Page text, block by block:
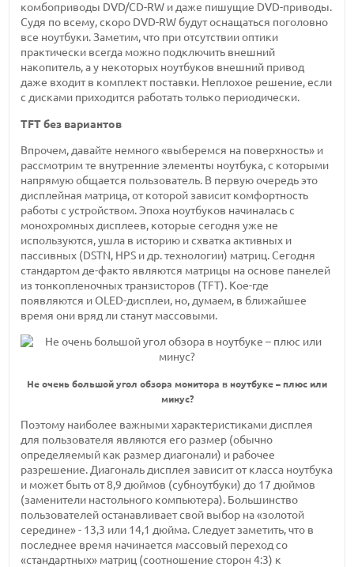
комбоприводы DVD/CD-RW и даже пишущие DVD-приводы.
Судя по всему, скоро DVD-RW будут оснащаться поголовно
все ноутбуки. Заметим, что при отсутствии оптики
практически всегда можно подключить внешний
накопитель, а у некоторых ноутбуков внешний привод
даже входит в комплект поставки. Неплохое решение, если
с дисками приходится работать только периодически.
TFT без вариантов
Впрочем, давайте немного «выберемся на поверхность» и
рассмотрим те внутренние элементы ноутбука, с которыми
напрямую общается пользователь. В первую очередь это
дисплейная матрица, от которой зависит комфортность
работы с устройством. Эпоха ноутбуков начиналась с
монохромных дисплеев, которые сегодня уже не
используются, ушла в историю и схватка активных и
пассивных (DSTN, HPS и др. технологии) матриц. Сегодня
стандартом де-факто являются матрицы на основе панелей
из тонкопленочных транзисторов (TFT). Кое-где
появляются и OLED-дисплеи, но, думаем, в ближайшее
время они вряд ли станут массовыми.
Не очень большой угол обзора монитора в ноутбуке – плюс или
минус?
Поэтому наиболее важными характеристиками дисплея
для пользователя являются его размер (обычно
определяемый как размер диагонали) и рабочее
разрешение. Диагональ дисплея зависит от класса ноутбука
и может быть от 8,9 дюймов (субноутбуки) до 17 дюймов
(заменители настольного компьютера). Большинство
пользователей останавливает свой выбор на «золотой
середине» - 13,3 или 14,1 дюйма. Следует заметить, что в
последнее время начинается массовый переход со
«стандартных» матриц (соотношение сторон 4:3) к